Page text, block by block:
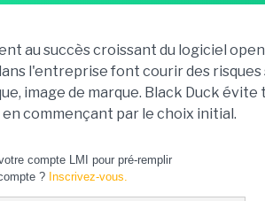
au succès croissant du logiciel
l'entreprise font courir des risques
image de marque. Black Duck évite
commençant par le choix initial.
compte LMI pour pré-remplir
? Inscrivez-vous.